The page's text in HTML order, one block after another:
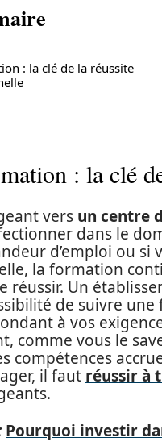
: la clé de la réussite
: la clé
vers un centre
dans le
d’emploi ou
la formation
réussir. Un
de suivre
à vos
comme vous le
compétences
il faut réussir à
Pourquoi investir